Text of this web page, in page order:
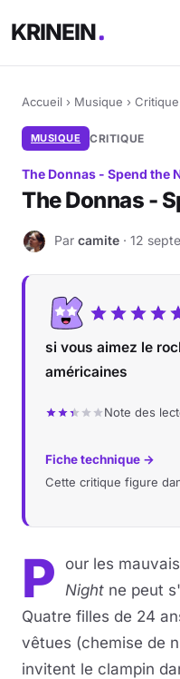
KRINEIN
Accueil › Musique › Critique
MUSIQUE CRITIQUE
The Donnas - Spend the
The Donnas -
C Par camite · 12
si vous aimez le
américaines
Note des
Fiche technique →
Cette critique figure
P our les
Night ne peut
Quatre filles de 24
vêtues (chemise de
invitent le clampin